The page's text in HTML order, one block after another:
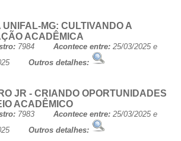
UNIFAL-MG: CULTIVANDO A
ACADÊMICA
7984 Acontece entre: 25/03/2025 e
Outros detalhes:
JR - CRIANDO OPORTUNIDADES
ACADÊMICO
7983 Acontece entre: 25/03/2025 e
Outros detalhes: